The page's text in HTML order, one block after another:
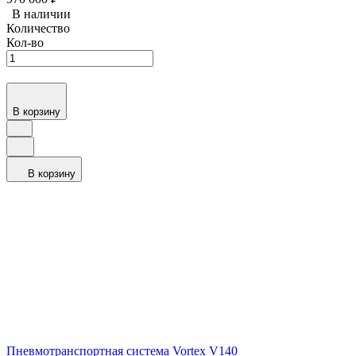
В наличии
Количество
Кол-во
В корзину
В корзину
Пневмотранспортная система Vortex V140